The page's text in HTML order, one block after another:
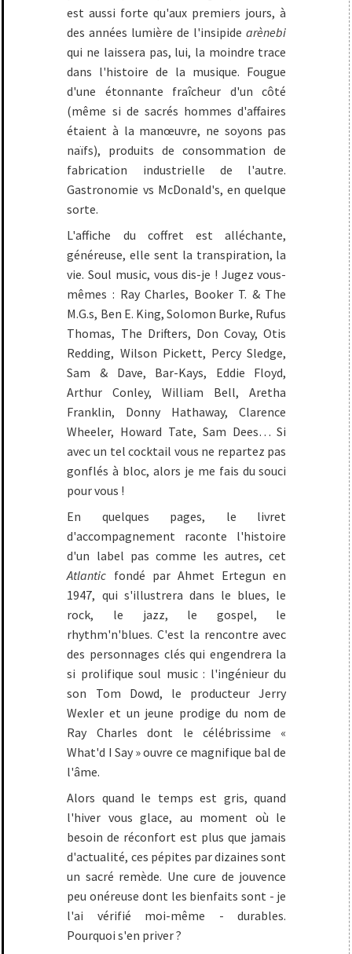
est aussi forte qu'aux premiers jours, à
des années lumière de l'insipidearènebi
qui ne laissera pas, lui, la moindre trace
dans l'histoire de la musique. Fougue
d'une étonnante fraîcheur d'un côté
(même si de sacrés hommes d'affaires
étaient à la manœuvre, ne soyons pas
naïfs), produits de consommation de
fabrication industrielle de l'autre.
Gastronomie vs McDonald's, en quelque
sorte.
L'affiche du coffret est alléchante,
généreuse, elle sent la transpiration, la
vie. Soul music, vous dis-je ! Jugez vous-
mêmes : Ray Charles, Booker T. & The
M.G.s, Ben E. King, Solomon Burke, Rufus
Thomas, The Drifters, Don Covay, Otis
Redding, Wilson Pickett, Percy Sledge,
Sam & Dave, Bar-Kays, Eddie Floyd,
Arthur Conley, William Bell, Aretha
Franklin, Donny Hathaway, Clarence
Wheeler, Howard Tate, Sam Dees… Si
avec un tel cocktail vous ne repartez pas
gonflés à bloc, alors je me fais du souci
pour vous !
En quelques pages, le livret
d'accompagnement raconte l'histoire
d'un label pas comme les autres, cet
Atlantic fondé par Ahmet Ertegun en
1947, qui s'illustrera dans le blues, le
rock, le jazz, le gospel, le
rhythm'n'blues. C'est la rencontre avec
des personnages clés qui engendrera la
si prolifique soul music : l'ingénieur du
son Tom Dowd, le producteur Jerry
Wexler et un jeune prodige du nom de
Ray Charles dont le célébrissime «
What'd I Say » ouvre ce magnifique bal de
l'âme.
Alors quand le temps est gris, quand
l'hiver vous glace, au moment où le
besoin de réconfort est plus que jamais
d'actualité, ces pépites par dizaines sont
un sacré remède. Une cure de jouvence
peu onéreuse dont les bienfaits sont - je
l'ai vérifié moi-même - durables.
Pourquoi s'en priver ?